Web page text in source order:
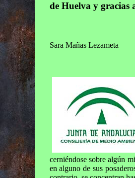
de Huelva y gracias
Sara Mañas Lezameta
cerniéndose sobre algún
en alguno de sus